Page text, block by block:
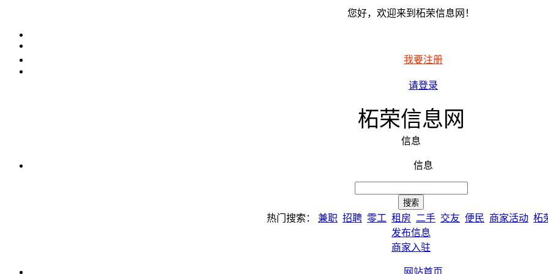
您好，欢迎来到柘荣信息网！
我要注册
请登录
柘荣信息网
信息
信息
热门搜索： 兼职 招聘 零工 租房 二手 交友 便民 商家活动 柘
发布信息
商家入驻
网站首页